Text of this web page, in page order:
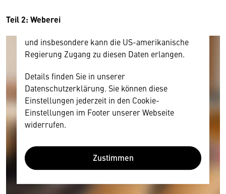
Teil 2: Weberei
Diese Daten unterliegen keinem dem EU-
und insbesondere kann die US-amerikanische
Regierung Zugang zu diesen Daten erlangen.
Details finden Sie in unserer
Datenschutzerklärung. Sie können diese
Einstellungen jederzeit in den Cookie-
Einstellungen im Footer unserer Webseite
widerrufen.
Zustimmen